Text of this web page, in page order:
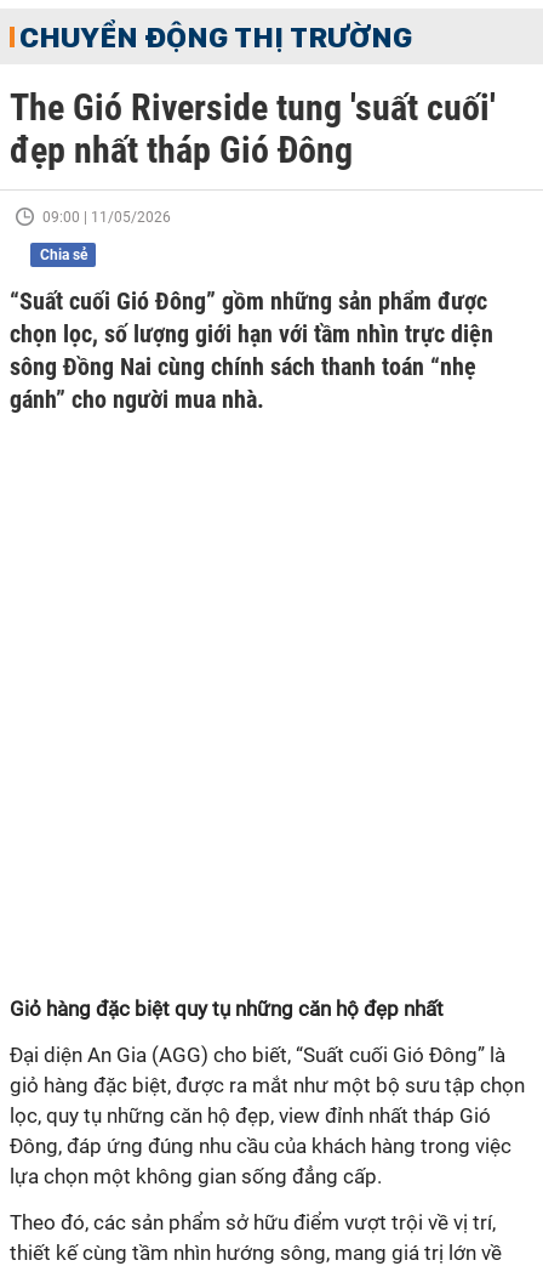
CHUYỂN ĐỘNG THỊ TRƯỜNG
The Gió Riverside tung 'suất cuối'
đẹp nhất tháp Gió Đông
09:00 | 11/05/2026
Chia sẻ
“Suất cuối Gió Đông” gồm những sản phẩm được
chọn lọc, số lượng giới hạn với tầm nhìn trực diện
sông Đồng Nai cùng chính sách thanh toán “nhẹ
gánh” cho người mua nhà.
Giỏ hàng đặc biệt quy tụ những căn hộ đẹp nhất
Đại diện An Gia (AGG) cho biết, “Suất cuối Gió Đông” là
giỏ hàng đặc biệt, được ra mắt như một bộ sưu tập chọn
lọc, quy tụ những căn hộ đẹp, view đỉnh nhất tháp Gió
Đông, đáp ứng đúng nhu cầu của khách hàng trong việc
lựa chọn một không gian sống đẳng cấp.
Theo đó, các sản phẩm sở hữu điểm vượt trội về vị trí,
thiết kế cùng tầm nhìn hướng sông, mang giá trị lớn về